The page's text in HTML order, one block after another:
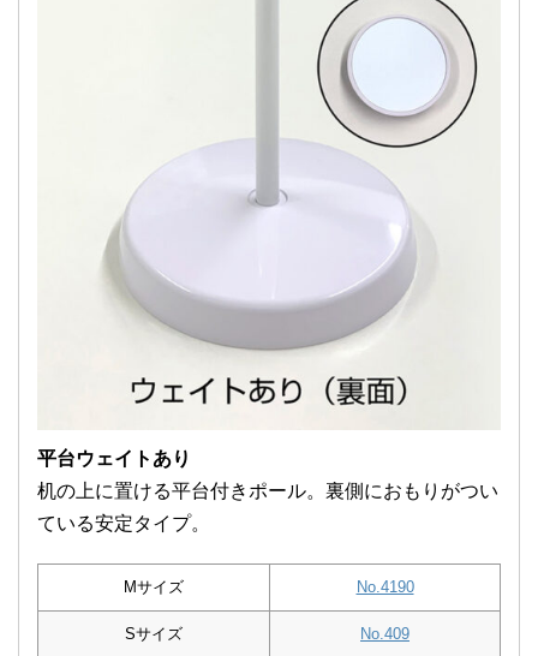
平台ウェイトあり
机の上に置ける平台付きポール。裏側におもりがつい
ている安定タイプ。
Mサイズ No.4190
Sサイズ No.409